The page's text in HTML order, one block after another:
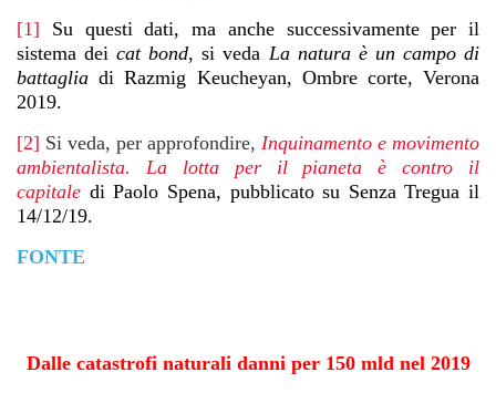
[1]
Su questi dati, ma anche successivamente per il
sistema deicat bond, si veda La natura è un campo di
battagliadi Razmig Keucheyan, Ombre corte, Verona
2019.
[2] Si veda, per approfondire, Inquinamento e movimento
ambientalista. La lotta per il pianeta è contro il
capitale di Paolo Spena, pubblicato su Senza Tregua il
14/12/19.
FONTE
Dalle catastrofi naturali danni per 150 mld nel 2019